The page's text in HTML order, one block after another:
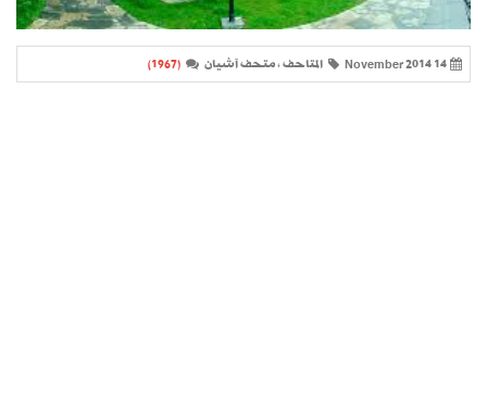
14 November 2014 المتاحف ، متحف آشيان (1967)